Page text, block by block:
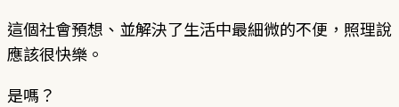
這個社會預想、並解決了生活中最細微的不便，照理說
應該很快樂。
是嗎？